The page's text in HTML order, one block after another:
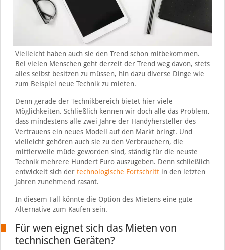
Vielleicht haben auch sie den Trend schon mitbekommen.
Bei vielen Menschen geht derzeit der Trend weg davon, stets
alles selbst besitzen zu müssen, hin dazu diverse Dinge wie
zum Beispiel neue Technik zu mieten.
Denn gerade der Technikbereich bietet hier viele
Möglichkeiten. Schließlich kennen wir doch alle das Problem,
dass mindestens alle zwei Jahre der Handyhersteller des
Vertrauens ein neues Modell auf den Markt bringt. Und
vielleicht gehören auch sie zu den Verbrauchern, die
mittlerweile müde geworden sind, ständig für die neuste
Technik mehrere Hundert Euro auszugeben. Denn schließlich
entwickelt sich der technologische Fortschrittin den letzten
Jahren zunehmend rasant.
In diesem Fall könnte die Option des Mietens eine gute
Alternative zum Kaufen sein.
Für wen eignet sich das Mieten von
technischen Geräten?